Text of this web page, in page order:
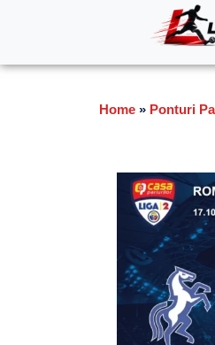
Home » Ponturi